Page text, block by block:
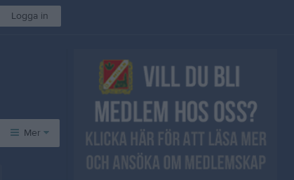
Logga in
Mer